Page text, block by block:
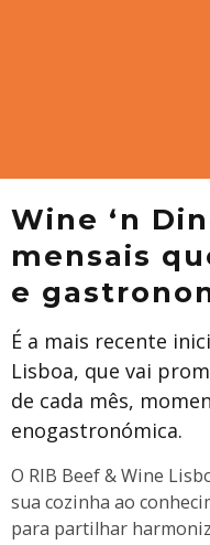
Wine ‘n
mensais
e
É a mais recente
Lisboa, que vai
de cada mês,
enogastronómica.
O RIB Beef & Wine
sua cozinha ao
para partilhar